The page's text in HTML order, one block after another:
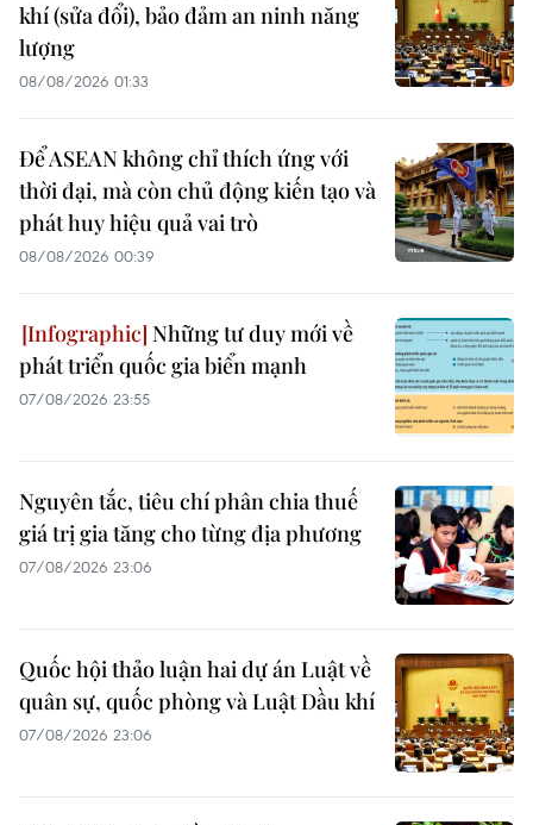
khí (sửa đổi), bảo đảm an ninh năng
lượng
08/08/2026 01:33
Để ASEAN không chỉ thích ứng với
thời đại, mà còn chủ động kiến tạo và
phát huy hiệu quả vai trò
08/08/2026 00:39
Những tư duy mới về
phát triển quốc gia biển mạnh
07/08/2026 23:55
Nguyên tắc, tiêu chí phân chia thuế
giá trị gia tăng cho từng địa phương
07/08/2026 23:06
Quốc hội thảo luận hai dự án Luật về
quân sự, quốc phòng và Luật Dầu khí
07/08/2026 23:06